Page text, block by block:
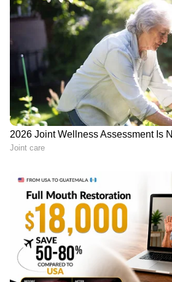
രാജിൽ വിദ്യാർത്ഥികളുമായി
സംവാദം